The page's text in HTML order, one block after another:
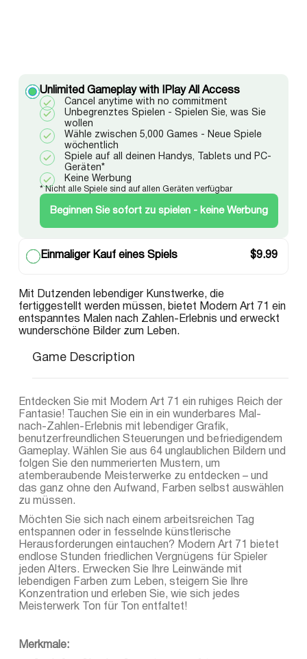
Unlimited Gameplay with IPlay All Access
Cancel anytime with no commitment
Unbegrenztes Spielen - Spielen Sie, was Sie
wollen
Wähle zwischen 5,000 Games - Neue Spiele
wöchentlich
Spiele auf all deinen Handys, Tablets und PC-
Geräten*
Keine Werbung
* Nicht alle Spiele sind auf allen Geräten verfügbar
Beginnen Sie sofort zu spielen - keine Werbung
Einmaliger Kauf eines Spiels $9.99
Mit Dutzenden lebendiger Kunstwerke, die
fertiggestellt werden müssen, bietet Modern Art 71 ein
entspanntes Malen nach Zahlen-Erlebnis und erweckt
wunderschöne Bilder zum Leben.
Game Description
Entdecken Sie mit Modern Art 71 ein ruhiges Reich der
Fantasie! Tauchen Sie ein in ein wunderbares Mal-
nach-Zahlen-Erlebnis mit lebendiger Grafik,
benutzerfreundlichen Steuerungen und befriedigendem
Gameplay. Wählen Sie aus 64 unglaublichen Bildern und
folgen Sie den nummerierten Mustern, um
atemberaubende Meisterwerke zu entdecken – und
das ganz ohne den Aufwand, Farben selbst auswählen
zu müssen.
Möchten Sie sich nach einem arbeitsreichen Tag
entspannen oder in fesselnde künstlerische
Herausforderungen eintauchen? Modern Art 71 bietet
endlose Stunden friedlichen Vergnügens für Spieler
jeden Alters. Erwecken Sie Ihre Leinwände mit
lebendigen Farben zum Leben, steigern Sie Ihre
Konzentration und erleben Sie, wie sich jedes
Meisterwerk Ton für Ton entfaltet!
Merkmale: